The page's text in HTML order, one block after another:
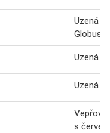
Uzená
Globus
Uzená
Uzená
Vepřová
s